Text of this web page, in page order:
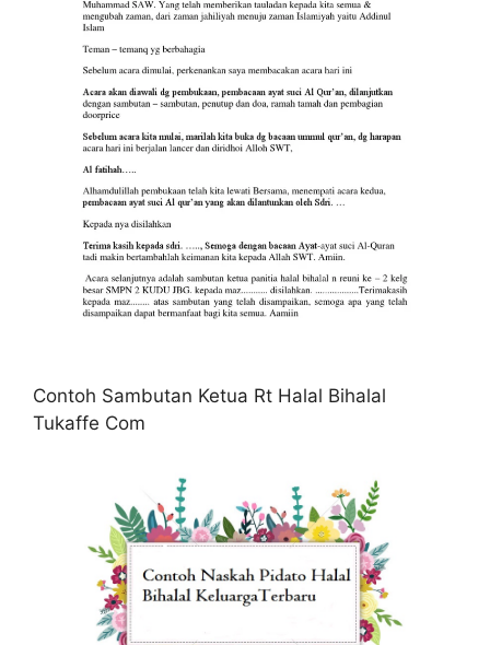
Contoh Sambutan Ketua Rt Halal Bihalal
Tukaffe Com